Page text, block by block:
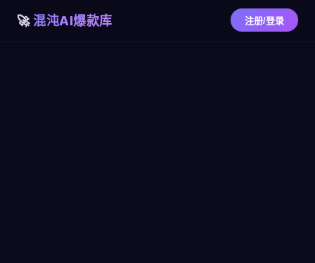
混沌AI爆款库 注册/登录